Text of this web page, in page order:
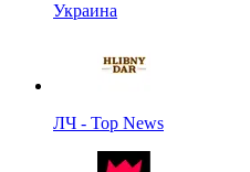
Украина
ЛЧ - Top News